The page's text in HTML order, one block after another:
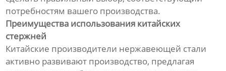
потребностям вашего производства.
Преимущества использования китайских
стержней
Китайские производители нержавеющей стали
активно развивают производство, предлагая